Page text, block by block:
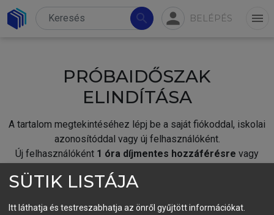
search person BELÉPÉS menu
PRÓBAIDŐSZAK
ELINDÍTÁSA
A tartalom megtekintéséhez lépj be a saját fiókoddal, iskolai
azonosítóddal vagy új felhasználóként.
Új felhasználóként 1 óra díjmentes hozzáférésre vagy
fiókoddal,vagy hozz létre új fiókot.
SÜTIK LISTÁJA
Itt láthatja és testreszabhatja az önről gyűjtött információkat.